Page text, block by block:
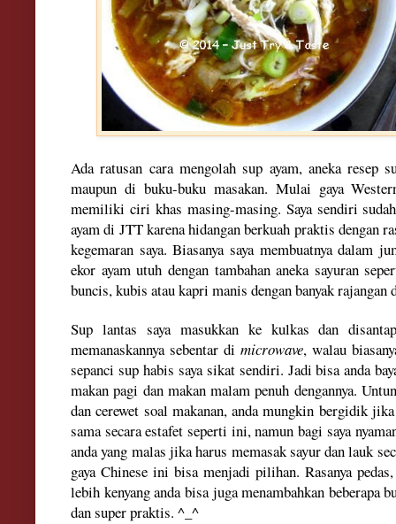
Ada ratusan cara mengolah sup ayam, aneka resep
maupun di buku-buku masakan. Mulai gayaWest
memiliki ciri khas masing-masing. Saya sendiri
ayam di JTT karena hidangan berkuah praktis dengan
kegemaran saya. Biasanya saya membuatnya dalam
ekor ayam utuh dengan tambahan aneka sayuran
buncis, kubis ataukapri manis dengan banyak rajangan
Sup lantas saya masukkan ke kulkas dan disanta
memanaskannya sebentar di microwave, walau
sepanci sup habis saya sikat sendiri. Jadi bisa anda
makan pagi dan makan malam penuh dengannya.
dan cerewet soal makanan,anda mungkin bergidik j
sama secara estafet seperti ini, namunbagi saya
anda yang malas jika harus memasak sayurdanlauk
gaya Chinese ini bisa menjadi pilihan. Rasanya
lebih kenyang anda bisajuga menambahkan beberapa
dan super praktis. ^_^